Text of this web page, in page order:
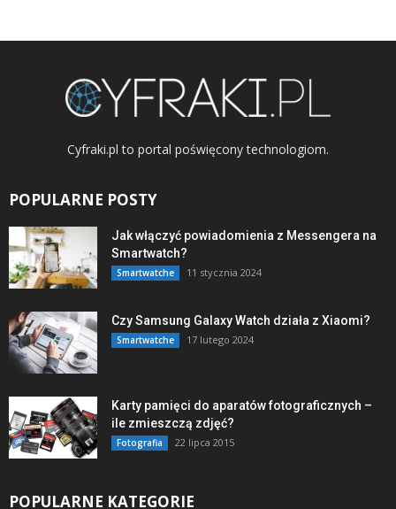
Cyfraki.pl to portal poświęcony technologiom.
POPULARNE POSTY
Jak włączyć powiadomienia z Messengera na
Smartwatch?
Smartwatche 11 stycznia 2024
Czy Samsung Galaxy Watch działa z Xiaomi?
Smartwatche 17 lutego 2024
Karty pamięci do aparatów fotograficznych –
ile zmieszczą zdjęć?
Fotografia 22 lipca 2015
POPULARNE KATEGORIE